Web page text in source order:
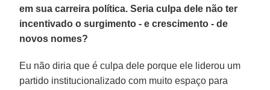
em sua carreira política. Seria culpa dele não ter
incentivado o surgimento - e crescimento - de
novos nomes?
Eu não diria que é culpa dele porque ele liderou um
partido institucionalizado com muito espaço para